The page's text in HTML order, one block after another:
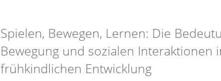
Spielen, Bewegen, Lernen: Die
Bewegung und sozialen Interaktionen
frühkindlichen Entwicklung